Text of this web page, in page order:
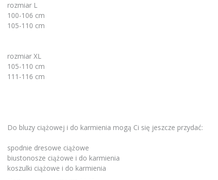
rozmiar L
100-106 cm
105-110 cm
rozmiar XL
105-110 cm
111-116 cm
Do bluzy ciążowej i do karmienia mogą Ci się jeszcze przydać:
spodnie dresowe ciążowe
biustonosze ciążowe i do karmienia
koszulki ciążowe i do karmienia